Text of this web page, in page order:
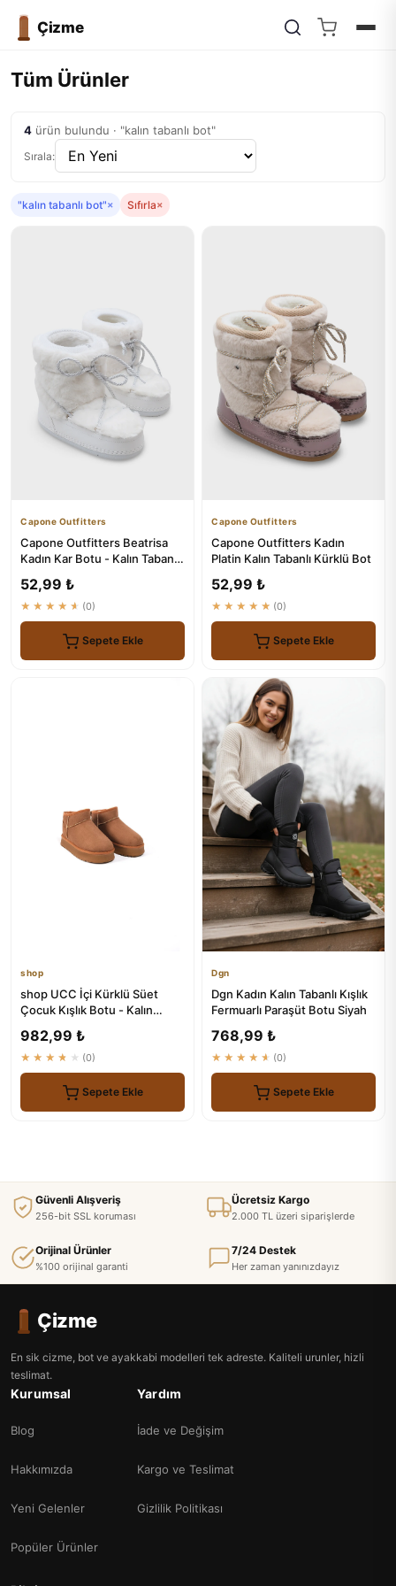
Çizme
Tüm Ürünler
4 ürün bulundu · "kalın tabanlı bot"
Sırala:
"kalın tabanlı bot"× Sıfırla×
Capone Outfitters
Capone Outfitters Beatrisa
Kadın Kar Botu - Kalın Tabanlı
52,99 ₺
★★★★★ (0)
Sepete Ekle
Capone Outfitters
Capone Outfitters Kadın
Platin Kalın Tabanlı Kürklü Bot
52,99 ₺
★★★★★ (0)
Sepete Ekle
shop
shop UCC İçi Kürklü Süet
Çocuk Kışlık Botu - Kalın
982,99 ₺
★★★★★ (0)
Sepete Ekle
Dgn
Dgn Kadın Kalın Tabanlı Kışlık
Fermuarlı Paraşüt Botu Siyah
768,99 ₺
★★★★★ (0)
Sepete Ekle
Güvenli Alışveriş
256-bit SSL koruması
Ücretsiz Kargo
2.000 TL üzeri siparişlerde
Orijinal Ürünler
%100 orijinal garanti
7/24 Destek
Her zaman yanınızdayız
Çizme
En sik cizme, bot ve ayakkabi modelleri tek adreste. Kaliteli urunler, hizli
teslimat.
Kurumsal
Blog
Hakkımızda
Yeni Gelenler
Popüler Ürünler
Yardım
İade ve Değişim
Kargo ve Teslimat
Gizlilik Politikası